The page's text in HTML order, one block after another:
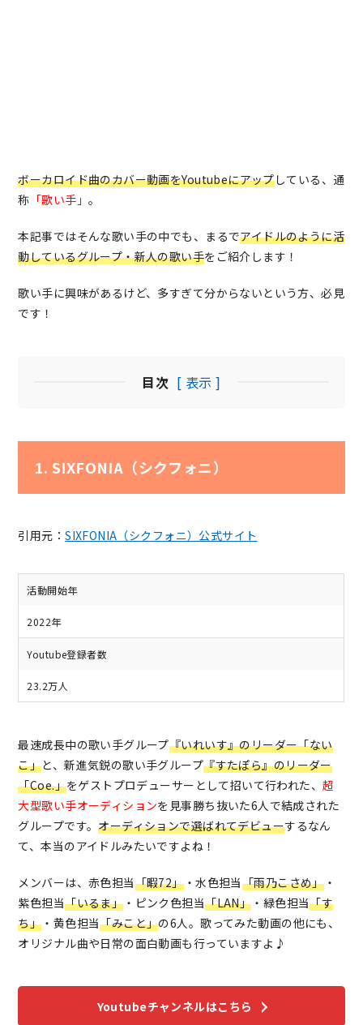
ボーカロイド曲のカバー動画をYoutubeにアップしている、通
称 「歌い手」 。
本記事ではそんな歌い手の中でも、まるでアイドルのように活
動しているグループ・新人の歌い手をご紹介します！
歌い手に興味があるけど、多すぎて分からないという方、必見
です！
目次 [ 表示 ]
1. SIXFONIA（シクフォニ）
引用元：SIXFONIA（シクフォニ）公式サイト
活動開始年
2022年
Youtube登録者数
23.2万人
最速成長中の歌い手グループ『いれいす』のリーダー「ない
こ」と、新進気鋭の歌い手グループ『すたぽら』のリーダー
「Coe.」をゲストプロデューサーとして招いて行われた、超
大型歌い手オーディションを見事勝ち抜いた6人で結成された
グループです。オーディションで選ばれてデビューするなん
て、本当のアイドルみたいですよね！
メンバーは、赤色担当「暇72」・水色担当「雨乃こさめ」・
紫色担当「いるま」 ・ピンク色担当「LAN」 ・緑色担当「す
ち」 ・黄色担当「みこと」の6人。歌ってみた動画の他にも、
オリジナル曲や日常の面白動画も行っていますよ♪
Youtubeチャンネルはこちら